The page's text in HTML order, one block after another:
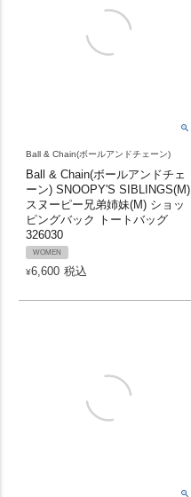
Ball & Chain(ボールアンドチェーン)
Ball & Chain(ボールアンドチェ
ーン) SNOOPY'S SIBLINGS(M)
スヌーピー兄弟姉妹(M) ショッ
ピングバック トートバッグ
326030
WOMEN
¥6,600 税込